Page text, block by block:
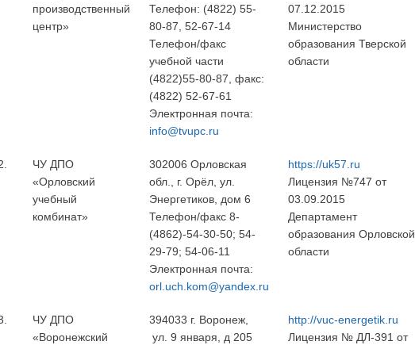
производственный
центр»
Телефон: (4822) 55-
80-87, 52-67-14
Телефон/факс
учебной части
(4822)55-80-87, факс:
(4822) 52-67-61
Электронная почта:
info@tvupc.ru
07.12.2015
Министерство
образования Тверской
области
ЧУ ДПО
«Орловский
учебный
комбинат»
302006 Орловская
обл., г. Орёл, ул.
Энергетиков, дом 6
Телефон/факс 8-
(4862)-54-30-50; 54-
29-79; 54-06-11
Электронная почта:
orl.uch.kom@yandex.ru
https://uk57.ru
Лицензия №747 от
03.09.2015
Департамент
образования Орловской
области
ЧУ ДПО
«Воронежский
394033 г. Воронеж,
ул. 9 января, д 205
http://vuc-energetik.ru
Лицензия № ДЛ-391 от